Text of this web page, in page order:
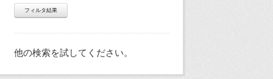
フィルタ結果
他の検索を試してください。